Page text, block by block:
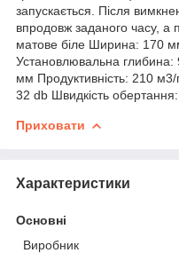
запускається. Після
впродовж заданого часу, а
матове біле Ширина: 170
Установлювальна
мм Продуктивність: 210
32 db Швидкість
Приховати
Характеристики
Основні
Виробник